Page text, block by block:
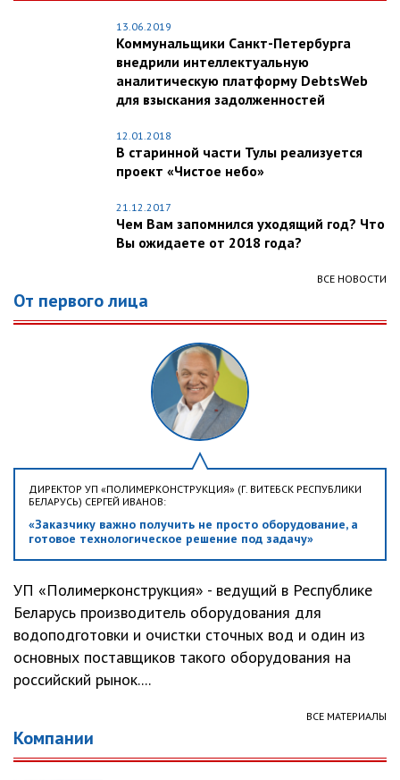
13.06.2019
Коммунальщики Санкт-Петербурга
внедрили интеллектуальную
аналитическую платформу DebtsWeb
для взыскания задолженностей
12.01.2018
В старинной части Тулы реализуется
проект «Чистое небо»
21.12.2017
Чем Вам запомнился уходящий год? Что
Вы ожидаете от 2018 года?
ВСЕ НОВОСТИ
От первого лица
ДИРЕКТОР УП «ПОЛИМЕРКОНСТРУКЦИЯ» (Г. ВИТЕБСК РЕСПУБЛИКИ
БЕЛАРУСЬ) СЕРГЕЙ ИВАНОВ:
«Заказчику важно получить не просто оборудование, а
готовое технологическое решение под задачу»
УП «Полимерконструкция» - ведущий в Республике
Беларусь производитель оборудования для
водоподготовки и очистки сточных вод и один из
основных поставщиков такого оборудования на
российский рынок....
ВСЕ МАТЕРИАЛЫ
Компании